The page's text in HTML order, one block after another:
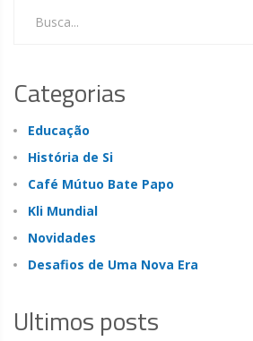
Busca...
Categorias
Educação
História de Si
Café Mútuo Bate Papo
Kli Mundial
Novidades
Desafios de Uma Nova Era
Ultimos posts